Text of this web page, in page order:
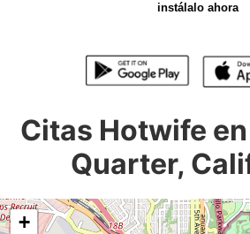
instálalo ahora
Citas Hotwife
Quarter,
+